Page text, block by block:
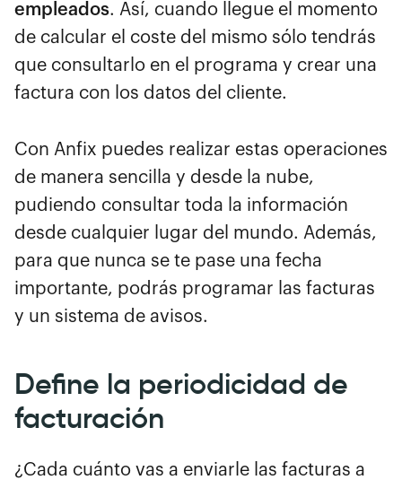
empleados. Así, cuando llegue el momento
de calcular el coste del mismo sólo tendrás
que consultarlo en el programa y crear una
factura con los datos del cliente.
Con Anfix puedes realizar estas operaciones
de manera sencilla y desde la nube,
pudiendo consultar toda la información
desde cualquier lugar del mundo. Además,
para que nunca se te pase una fecha
importante, podrás programar las facturas
y un sistema de avisos.
Define la periodicidad de
facturación
¿Cada cuánto vas a enviarle las facturas a